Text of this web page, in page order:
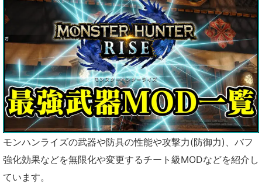
モンハンライズの武器や防具の性能や攻撃力(防御力)、バフ
強化効果などを無限化や変更するチート級MODなどを紹介し
ています。